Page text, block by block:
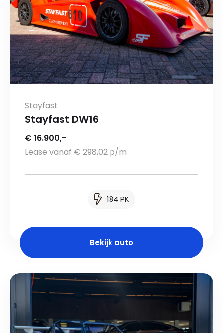
Stayfast
Stayfast DW16
€ 16.900,-
Lease vanaf € 298,02 p/m
184 PK
Bekijk auto